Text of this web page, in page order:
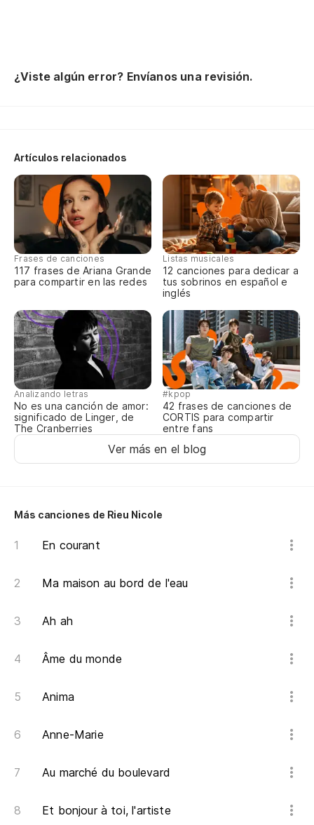
¿Viste algún error? Envíanos una revisión.
Artículos relacionados
Frases de canciones
117 frases de Ariana Grande
para compartir en las redes
Listas musicales
12 canciones para dedicar a
tus sobrinos en español e
inglés
Analizando letras
No es una canción de amor:
significado de Linger, de
The Cranberries
#kpop
42 frases de canciones de
CORTIS para compartir
entre fans
Ver más en el blog
Más canciones de Rieu Nicole
En courant
Ma maison au bord de l'eau
Ah ah
Âme du monde
Anima
Anne-Marie
Au marché du boulevard
Et bonjour à toi, l'artiste